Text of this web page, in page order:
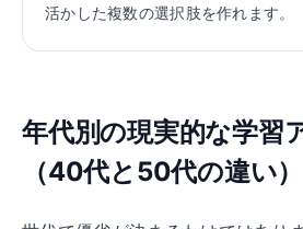
活かした複数の選択肢を作れます。
年代別の現実的な学習
（40代と50代の違い）